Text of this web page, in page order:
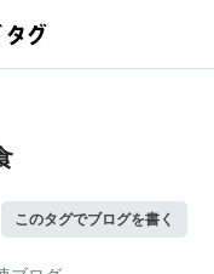
このタグでブログを書く